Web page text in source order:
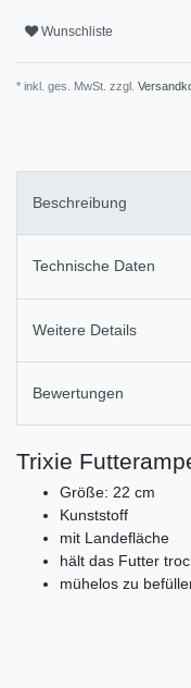
Wunschliste
* inkl. ges. MwSt. zzgl.
Beschreibung
Technische Daten
Weitere Details
Bewertungen
Trixie
Größe: 22 cm
Kunststoff
mit Landefläche
hält das Futter
mühelos zu